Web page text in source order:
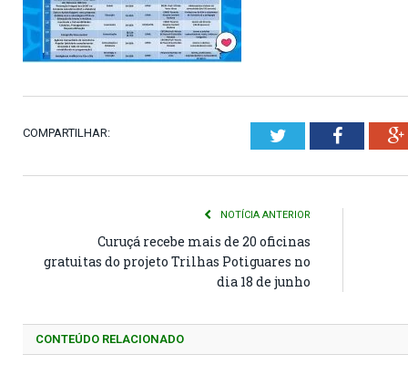
COMPARTILHAR: Twitter
NOTÍCIA ANTERIOR
Curuçá recebe mais de 20 oficinas
gratuitas do projeto Trilhas Potiguares no
dia 18 de junho
CONTEÚDO RELACIONADO